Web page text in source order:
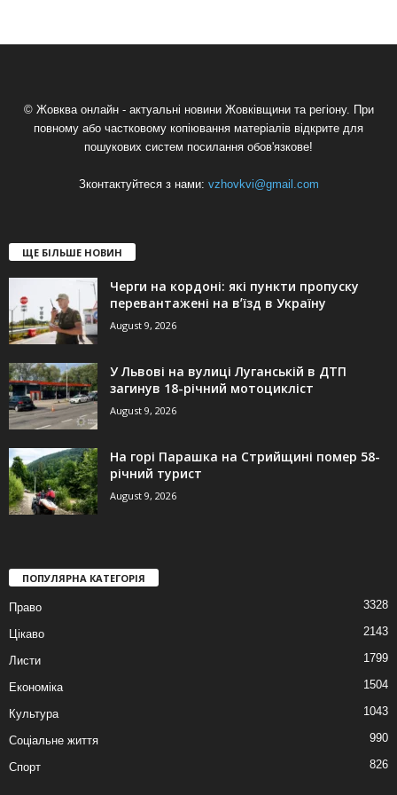
© Жовква онлайн - актуальні новини Жовківщини та регіону. При
повному або частковому копіювання матеріалів відкрите для
пошукових систем посилання обов'язкове!
Зконтактуйтеся з нами: vzhovkvi@gmail.com
ЩЕ БІЛЬШЕ НОВИН
Черги на кордоні: які пункти пропуску
перевантажені на вʼїзд в Україну
August 9, 2026
У Львові на вулиці Луганській в ДТП
загинув 18-річний мотоцикліст
August 9, 2026
На горі Парашка на Стрийщині помер 58-
річний турист
August 9, 2026
ПОПУЛЯРНА КАТЕГОРІЯ
Право 3328
Цікаво 2143
Листи 1799
Економіка 1504
Культура 1043
Соціальне життя 990
Спорт 826